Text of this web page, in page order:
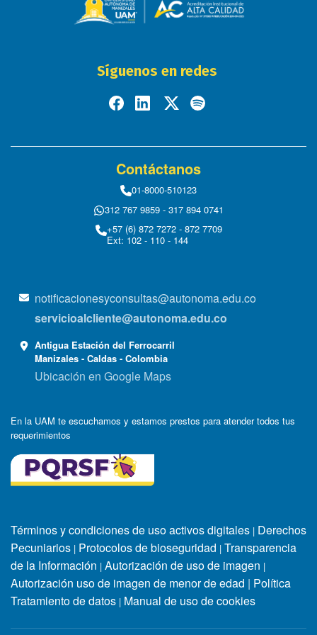
Síguenos en redes
Contáctanos
01-8000-510123
312 767 9859 - 317 894 0741
+57 (6) 872 7272 - 872 7709
Ext: 102 - 110 - 144
notificacionesyconsultas@autonoma.edu.co
servicioalcliente@autonoma.edu.co
Antigua Estación del Ferrocarril
Manizales - Caldas - Colombia
Ubicación en Google Maps
En la UAM te escuchamos y estamos prestos para atender todos tus
requerimientos
Términos y condiciones de uso activos digitales | Derechos
Pecuniarios | Protocolos de bioseguridad | Transparencia
de la Información | Autorización de uso de imagen |
Autorización uso de imagen de menor de edad | Política
Tratamiento de datos | Manual de uso de cookies